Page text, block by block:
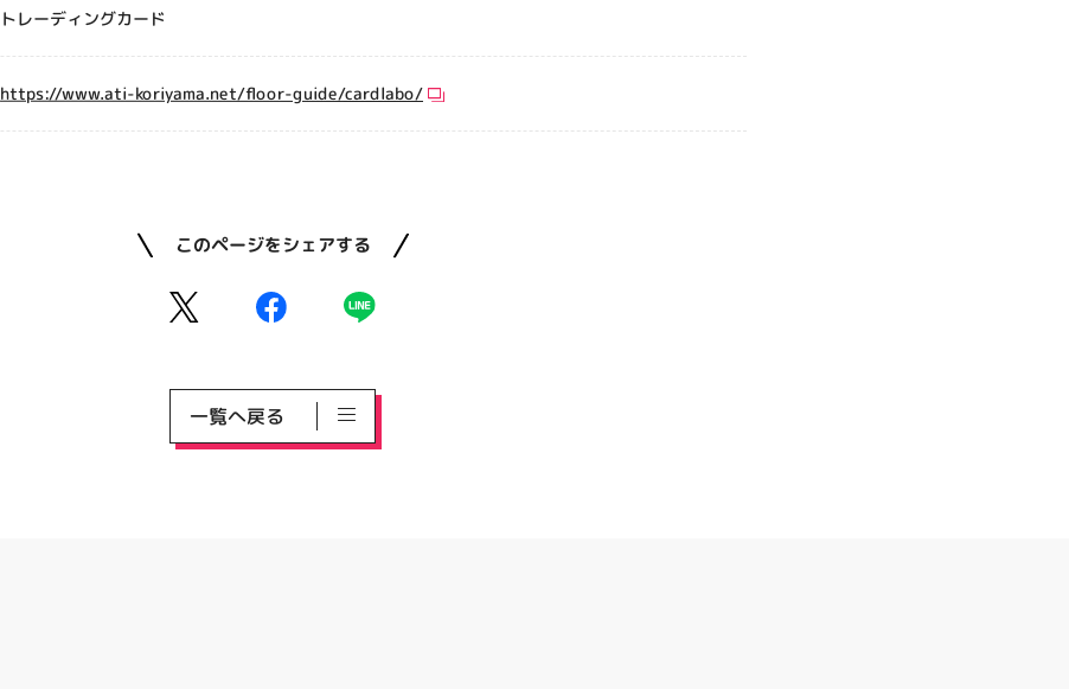
トレーディングカード
https://www.ati-koriyama.net/floor-guide/cardlabo/
このページをシェアする
一覧へ戻る